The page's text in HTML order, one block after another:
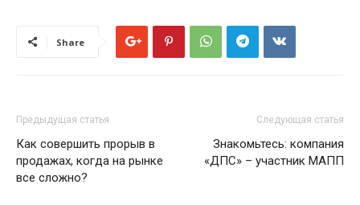
Share
Предыдущая статья
Как совершить прорыв в
продажах, когда на рынке
все сложно?
Следующая статья
Знакомьтесь: компания
«ДПС» – участник МАПП